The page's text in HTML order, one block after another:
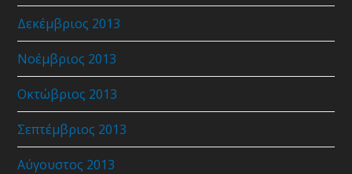
Δεκέμβριος 2013
Νοέμβριος 2013
Οκτώβριος 2013
Σεπτέμβριος 2013
Αύγουστος 2013